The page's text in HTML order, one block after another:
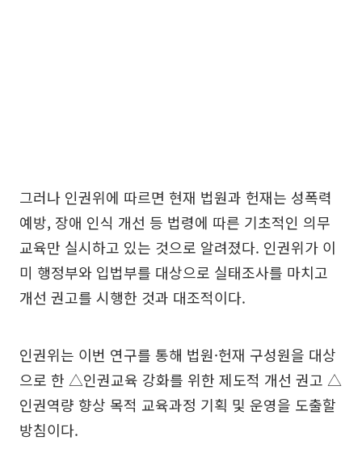
그러나 인권위에 따르면 현재 법원과 헌재는 성폭력
예방, 장애 인식 개선 등 법령에 따른 기초적인 의무
교육만 실시하고 있는 것으로 알려졌다. 인권위가 이
미 행정부와 입법부를 대상으로 실태조사를 마치고
개선 권고를 시행한 것과 대조적이다.
인권위는 이번 연구를 통해 법원·헌재 구성원을 대상
으로 한 △인권교육 강화를 위한 제도적 개선 권고 △
인권역량 향상 목적 교육과정 기획 및 운영을 도출할
방침이다.